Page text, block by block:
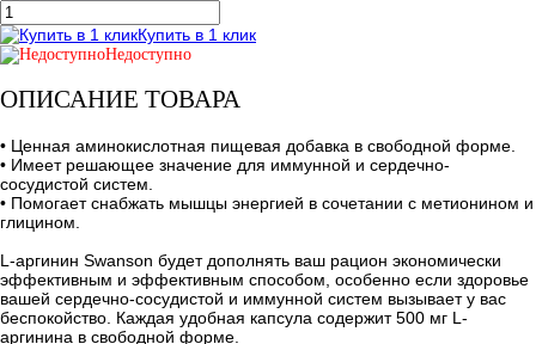
Купить в 1 клик
Недоступно
ОПИСАНИЕ ТОВАРА
• Ценная аминокислотная пищевая добавка в свободной форме.
• Имеет решающее значение для иммунной и сердечно-
сосудистой систем.
• Помогает снабжать мышцы энергией в сочетании с метионином и
глицином.
L-аргинин Swanson будет дополнять ваш рацион экономически
эффективным и эффективным способом, особенно если здоровье
вашей сердечно-сосудистой и иммунной систем вызывает у вас
беспокойство. Каждая удобная капсула содержит 500 мг L-
аргинина в свободной форме.